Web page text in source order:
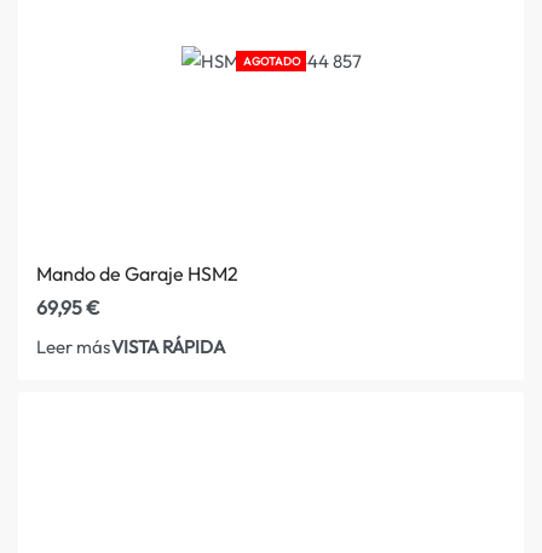
AGOTADO
Mando de Garaje HSM2
69,95€
Leer másVISTA RÁPIDA